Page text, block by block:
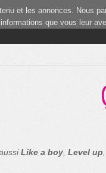
Like a boy Level up
et les annonces. Nous
que vous leur